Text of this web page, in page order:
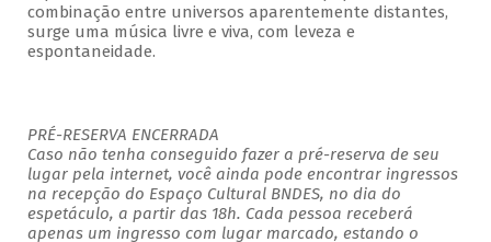
combinação entre universos aparentemente distantes,
surge uma música livre e viva, com leveza e
espontaneidade.
PRÉ-RESERVA ENCERRADA
Caso não tenha conseguido fazer a pré-reserva de seu
lugar pela internet, você ainda pode encontrar ingressos
na recepção do Espaço Cultural BNDES, no dia do
espetáculo, a partir das 18h. Cada pessoa receberá
apenas um ingresso com lugar marcado, estando o